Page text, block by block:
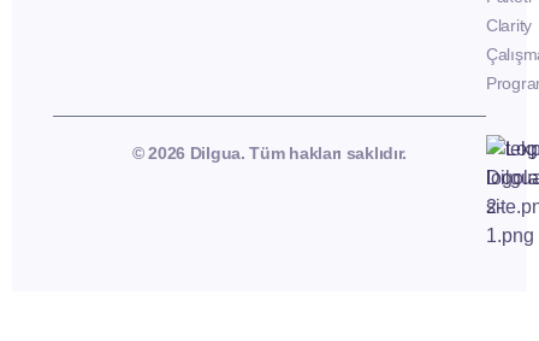
Clarity
© 2026 Dilgua. Tüm hakları saklıdır.